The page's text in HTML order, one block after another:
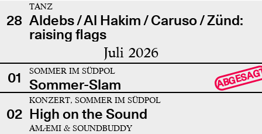
28
TANZ
Aldebs / Al Hakim / Caruso / Zünd:
raising flags
Juli 2026
01 SOMMER IM SÜDPOL
Sommer-Slam
02
KONZERT, SOMMER IM SÜDPOL
High on the Sound
AMÆMI & SOUNDBUDDY